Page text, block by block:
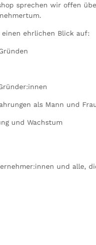
sprechen wir offen
ehrlichen Blick auf:
als Mann und
und Wachstum
und alle,